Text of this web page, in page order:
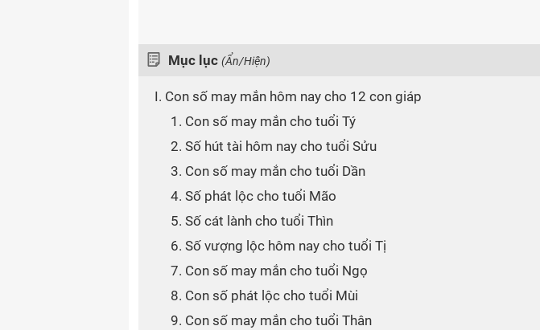
Mục lục (Ẩn/Hiện)
I. Con số may mắn hôm nay cho 12 con giáp
1. Con số may mắn cho tuổi Tý
2. Số hút tài hôm nay cho tuổi Sửu
3. Con số may mắn cho tuổi Dần
4. Số phát lộc cho tuổi Mão
5. Số cát lành cho tuổi Thìn
6. Số vượng lộc hôm nay cho tuổi Tị
7. Con số may mắn cho tuổi Ngọ
8. Con số phát lộc cho tuổi Mùi
9. Con số may mắn cho tuổi Thân